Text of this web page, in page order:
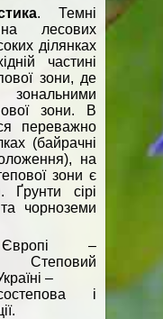
. Темні
лесових
ділянках
частині
зони, де
зони. В
переважно
(байрачні
на
зони є
Ґрунти сірі
та чорноземи
–
Степовий
–
і